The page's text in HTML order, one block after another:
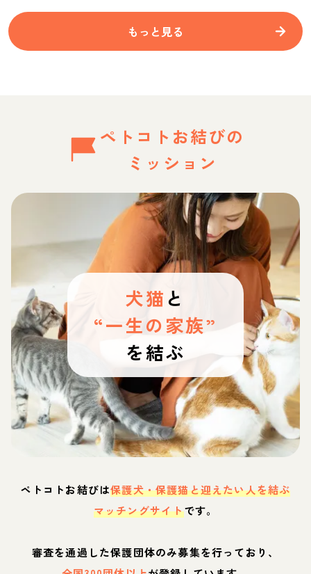
もっと見る
ペトコトお結びの
ミッション
犬猫 と
“一生の家族”
を結ぶ
ペトコトお結びは保護犬・保護猫と迎えたい人を結ぶ
マッチングサイトです。
審査を通過した保護団体のみ募集を行っており、